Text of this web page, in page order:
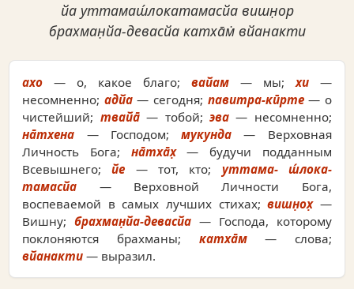
йа уттамаш́локатамасйа вишн̣ор
брахман̣йа-девасйа катха̄м̇ вйанакти
ахо — о, какое благо; вайам— мы;хи—
несомненно; адйа— сегодня; павитра-кӣрте— о
чистейший; твайа̄— тобой; эва— несомненно;
на̄тхена — Господом;мукунда — Верховная
Личность Бога; на̄тха̄х̣— будучи подданным
Всевышнего;йе — тот, кто; уттама- ш́лока-
тамасйа — Верховной Личности Бога,
воспеваемой в самых лучших стихах;вишн̣ох̣—
Вишну;брахман̣йа-девасйа — Господа, которому
поклоняются брахманы; катха̄м— слова;
вйанакти — выразил.